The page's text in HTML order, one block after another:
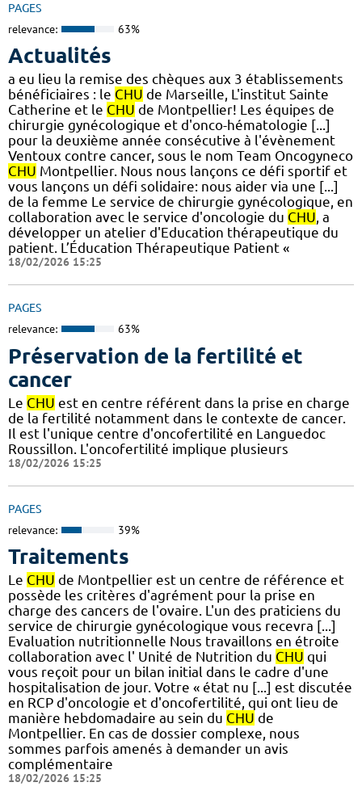
PAGES
relevance: 63%
Actualités
a eu lieu la remise des chèques aux 3 établissements
bénéficiaires : le CHU de Marseille, L'institut Sainte
Catherine et le CHU de Montpellier! Les équipes de
chirurgie gynécologique et d'onco-hématologie [...]
pour la deuxième année consécutive à l'évènement
Ventoux contre cancer, sous le nom Team Oncogyneco
CHU Montpellier. Nous nous lançons ce défi sportif et
vous lançons un défi solidaire: nous aider via une [...]
de la femme Le service de chirurgie gynécologique, en
collaboration avec le service d'oncologie du CHU, a
développer un atelier d'Education thérapeutique du
patient. L’Éducation Thérapeutique Patient «
18/02/2026 15:25
PAGES
relevance: 63%
Préservation de la fertilité et
cancer
Le CHU est en centre référent dans la prise en charge
de la fertilité notamment dans le contexte de cancer.
Il est l'unique centre d'oncofertilité en Languedoc
Roussillon. L'oncofertilité implique plusieurs
18/02/2026 15:25
PAGES
relevance: 39%
Traitements
Le CHU de Montpellier est un centre de référence et
possède les critères d'agrément pour la prise en
charge des cancers de l'ovaire. L'un des praticiens du
service de chirurgie gynécologique vous recevra [...]
Evaluation nutritionnelle Nous travaillons en étroite
collaboration avec l' Unité de Nutrition du CHU qui
vous reçoit pour un bilan initial dans le cadre d'une
hospitalisation de jour. Votre « état nu [...] est discutée
en RCP d'oncologie et d'oncofertilité, qui ont lieu de
manière hebdomadaire au sein du CHU de
Montpellier. En cas de dossier complexe, nous
sommes parfois amenés à demander un avis
complémentaire
18/02/2026 15:25